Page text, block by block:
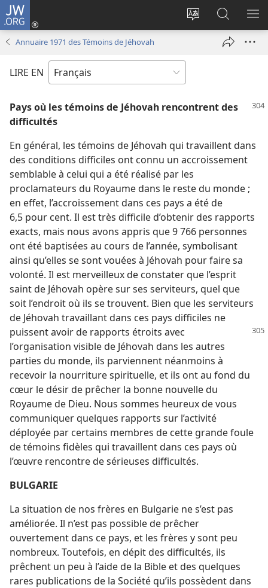
JW.ORG
Changer
langue
Se
connecter
nouvelle
sur
JW.ORG
Annuaire 1971 des Témoins de Jéhovah
LIRE EN
Pays où les témoins de Jéhovah rencontrent des
difficultés
En général, les témoins de Jéhovah qui travaillent dans
des conditions difficiles ont connu un accroissement
semblable à celui qui a été réalisé par les
proclamateurs du Royaume dans le reste du monde ;
en effet, l’accroissement dans ces pays a été de
6,5 pour cent. Il est très difficile d’obtenir des rapports
exacts, mais nous avons appris que 9 766 personnes
ont été baptisées au cours de l’année, symbolisant
ainsi qu’elles se sont vouées à Jéhovah pour faire sa
volonté. Il est merveilleux de constater que l’esprit
saint de Jéhovah opère sur ses serviteurs, quel que
soit l’endroit où ils se trouvent. Bien que les serviteurs
de Jéhovah travaillant dans ces pays difficiles ne
puissent avoirde rapports étroits avec
l’organisation visible de Jéhovah dans les autres
parties du monde, ils parviennent néanmoins à
recevoir la nourriture spirituelle, et ils ont au fond du
cœur le désir de prêcher la bonne nouvelle du
Royaume de Dieu. Nous sommes heureux de vous
communiquer quelques rapports sur l’activité
déployée par certains membres de cette grande foule
de témoins fidèles qui travaillent dans ces pays où
l’œuvre rencontre de sérieuses difficultés.
BULGARIE
La situation de nos frères en Bulgarie ne s’est pas
améliorée. Il n’est pas possible de prêcher
ouvertement dans ce pays, et les frères y sont peu
nombreux. Toutefois, en dépit des difficultés, ils
prêchent un peu à l’aide de la Bible et des quelques
rares publications de la Société qu’ils possèdent dans